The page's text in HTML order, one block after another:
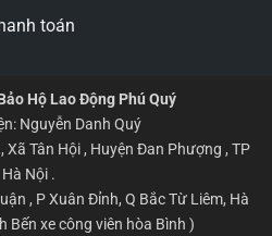
toán
Hộ Lao Động Phú Quý
Nguyễn Danh Quý
Xã Tân Hội , Huyện Đan Phượng , TP
Hà Nội .
, P Xuân Đỉnh, Q Bắc Từ Liêm, Hà
Bến xe công viên hòa Bình )